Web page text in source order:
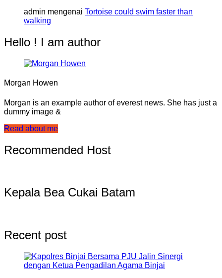
admin mengenai Tortoise could swim faster than
walking
Hello ! I am author
Morgan Howen
Morgan is an example author of everest news. She has just a
dummy image &
Read about me
Recommended Host
Kepala Bea Cukai Batam
Recent post